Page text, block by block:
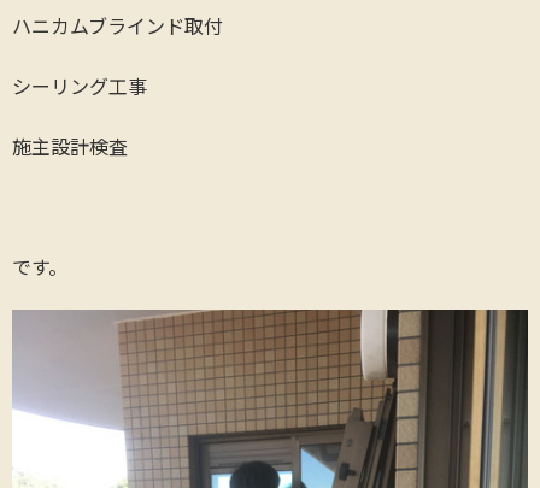
ハニカムブラインド取付
シーリング工事
施主設計検査
です。